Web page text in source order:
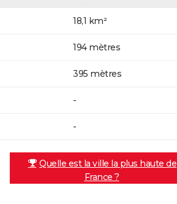
18,1 km²
194 mètres
395 mètres
-
-
Quelle est la ville la plus haute de
France ?